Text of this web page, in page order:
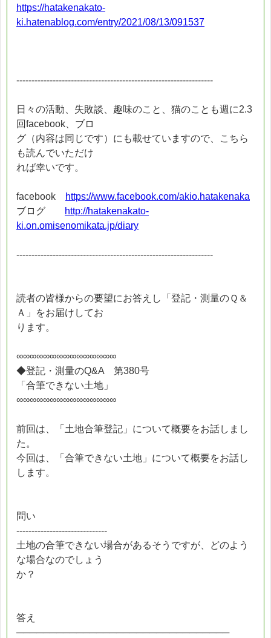
https://hatakenakato-
ki.hatenablog.com/entry/2021/08/13/091537
-----------------------------------------------------------------
日々の活動、失敗談、趣味のこと、猫のことも週に2.3
回facebook、ブロ
グ（内容は同じです）にも載せていますので、こちら
も読んでいただけ
れば幸いです。
facebook
https://www.facebook.com/akio.hatakenaka
ブログ
http://hatakenakato-
ki.on.omisenomikata.jp/diary
-----------------------------------------------------------------
読者の皆様からの要望にお答えし「登記・測量のＱ＆
Ａ」をお届けしてお
ります。
∞∞∞∞∞∞∞∞∞∞∞∞∞∞∞
◆登記・測量のQ&A 第380号
「合筆できない土地」
∞∞∞∞∞∞∞∞∞∞∞∞∞∞∞
前回は、「土地合筆登記」について概要をお話しまし
た。
今回は、「合筆できない土地」について概要をお話し
します。
問い
------------------------------
土地の合筆できない場合があるそうですが、どのよう
な場合なのでしょう
か？
答え
────────────────────────────────